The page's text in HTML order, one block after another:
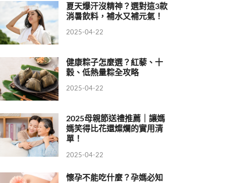
夏天爆汗沒精神？選對這3款
消暑飲料，補水又補元氣！
2025-04-22
健康粽子怎麼選？紅藜、十
穀、低熱量粽全攻略
2025-04-22
2025母親節送禮推薦｜讓媽
媽笑得比花還燦爛的實用清
單！
2025-04-22
懷孕不能吃什麼？孕媽必知